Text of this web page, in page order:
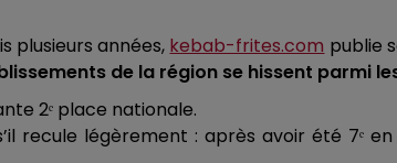
plusieurs années, kebab-frites.com publie
de la région se hissent parmi
2ᵉ place nationale.
recule légèrement : après avoir été 7ᵉ en